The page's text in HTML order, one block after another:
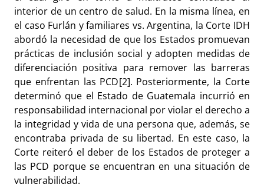
interior de un centro de salud. En la misma línea, en
el caso Furlán y familiares vs. Argentina, la Corte IDH
abordó la necesidad de que los Estados promuevan
prácticas de inclusión social y adopten medidas de
diferenciación positiva para remover las barreras
que enfrentan las PCD[2]. Posteriormente, la Corte
determinó que el Estado de Guatemala incurrió en
responsabilidad internacional por violar el derecho a
la integridad y vida de una persona que, además, se
encontraba privada de su libertad. En este caso, la
Corte reiteró el deber de los Estados de proteger a
las PCD porque se encuentran en una situación de
vulnerabilidad.